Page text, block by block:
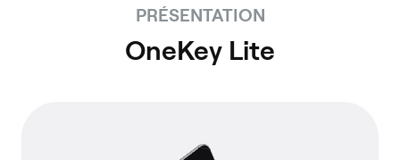
PRÉSENTATION
OneKey Lite